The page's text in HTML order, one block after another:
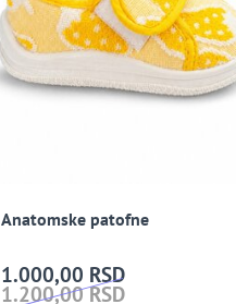
Anatomske patofne
1.000,00 RSD
1.200,00 RSD